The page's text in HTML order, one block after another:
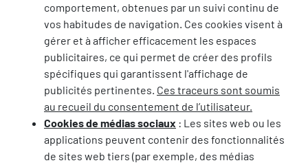
comportement, obtenues par un suivi continu de
vos habitudes de navigation. Ces cookies visent à
gérer et à afficher efficacement les espaces
publicitaires, ce qui permet de créer des profils
spécifiques qui garantissent l'affichage de
publicités pertinentes. Ces traceurs sont soumis
au recueil du consentement de l’utilisateur.
Cookies de médias sociaux : Les sites web ou les
applications peuvent contenir des fonctionnalités
de sites web tiers (par exemple, des médias